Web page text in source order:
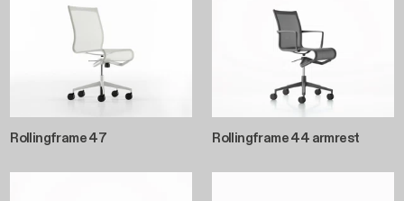
Rollingframe 47 Rollingframe 44 armrest